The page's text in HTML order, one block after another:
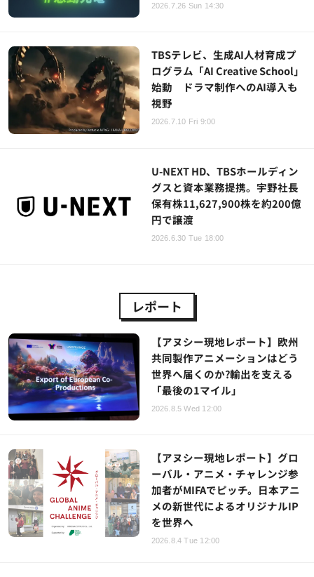
2026.7.26 Sun 14:30
TBSテレビ、生成AI人材育成プ
ログラム「AI Creative School」
始動 ドラマ制作へのAI導入も
視野
2026.7.10 Fri 9:00
U-NEXT HD、TBSホールディン
グスと資本業務提携。宇野社長
保有株11,627,900株を約200億
円で譲渡
2026.6.30 Tue 18:00
レポート
【アヌシー現地レポート】欧州
共同製作アニメーションはどう
世界へ届くのか?輸出を支える
「最後の1マイル」
2026.8.5 Wed 12:00
【アヌシー現地レポート】グロ
ーバル・アニメ・チャレンジ参
加者がMIFAでピッチ。日本アニ
メの新世代によるオリジナルIP
を世界へ
2026.8.4 Tue 12:00